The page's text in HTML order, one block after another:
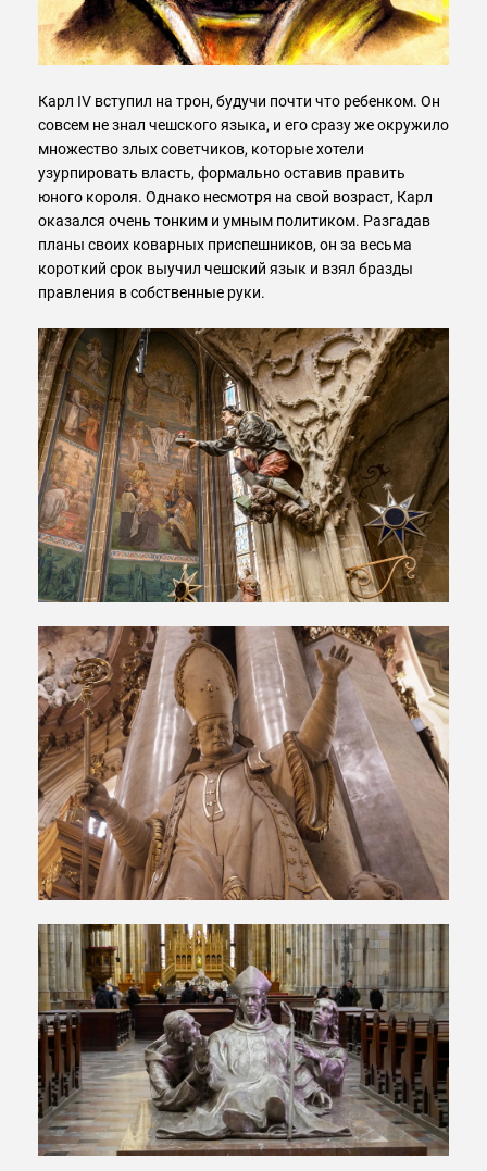
Карл IV вступил на трон, будучи почти что ребенком. Он
совсем не знал чешского языка, и его сразу же окружило
множество злых советчиков, которые хотели
узурпировать власть, формально оставив править
юного короля. Однако несмотря на свой возраст, Карл
оказался очень тонким и умным политиком. Разгадав
планы своих коварных приспешников, он за весьма
короткий срок выучил чешский язык и взял бразды
правления в собственные руки.